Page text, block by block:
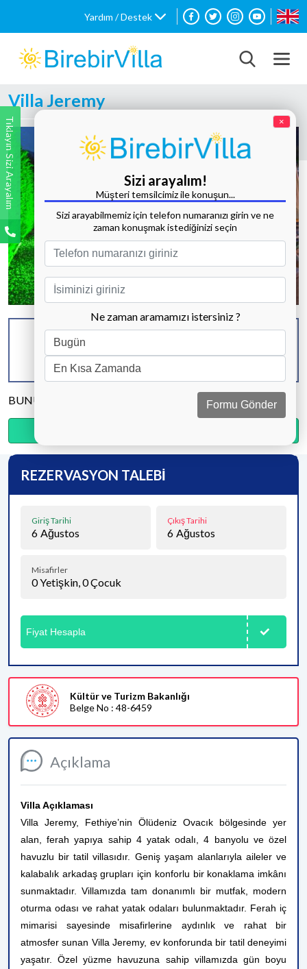
Yardım / Destek
Villa Jeremy
Tüm Fotoğrafları Göster
KAPASİTE
8 KİŞİ
BANYO & WC
4 ADET
YATAK ODASI
BUNU PAYLAŞ
Açıklama
Villa Açıklaması
Villa Jeremy, Fethiye’nin Ölüdeniz Ovacık bölgesinde yer
alan, ferah yapıya sahip 4 yatak odalı, 4 banyolu ve özel
havuzlu bir tatil villasıdır. Geniş yaşam alanlarıyla aileler ve
kalabalık arkadaş grupları için konforlu bir konaklama imkânı
sunmaktadır. Villamızda tam donanımlı bir mutfak, modern
oturma odası ve rahat yatak odaları bulunmaktadır. Ferah iç
mimarisi sayesinde misafirlerine aydınlık ve rahat bir
atmosfer sunan Villa Jeremy, ev konforunda bir tatil deneyimi
yaşatır.Özel yüzme havuzuna sahip villamızda gün boyu
REZERVASYON TALEBİ
Giriş Tarihi
6 Ağustos
Çıkış Tarihi
6 Ağustos
Misafirler
0Yetişkin,0Çocuk
Fiyat Hesapla
Kültür ve Turizm Bakanlığı
Belge No : 48-6459
Tıklayın Sizi Arayalım ×
Sizi arayalım!
Müşteri temsilcimiz ile konuşun...
Sizi arayabilmemiz için telefon numaranızı girin ve ne
zaman konuşmak istediğinizi seçin
Ne zaman aramamızı istersiniz ?
Formu Gönder